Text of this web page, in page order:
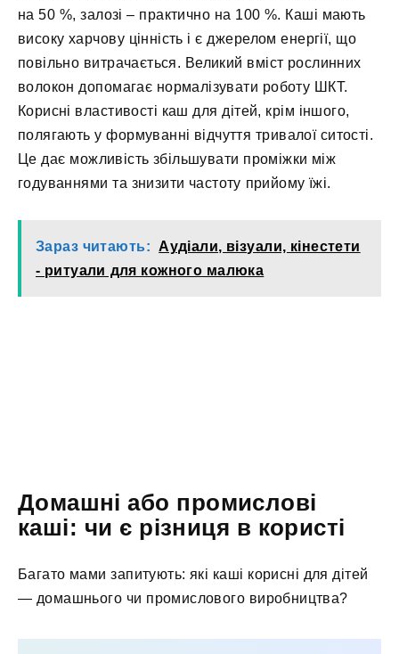
на 50 %, залозі – практично на 100 %. Каші мають
високу харчову цінність і є джерелом енергії, що
повільно витрачається. Великий вміст рослинних
волокон допомагає нормалізувати роботу ШКТ.
Корисні властивості каш для дітей, крім іншого,
полягають у формуванні відчуття тривалої ситості.
Це дає можливість збільшувати проміжки між
годуваннями та знизити частоту прийому їжі.
Зараз читають:
Аудіали, візуали, кінестети
- ритуали для кожного малюка
Домашні або промислові
каші: чи є різниця в користі
Багато мами запитують: які каші корисні для дітей
— домашнього чи промислового виробництва?